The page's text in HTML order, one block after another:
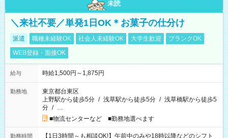
未読
＼来社不要／単発1日OK＊お菓子の仕分け
派遣 職種未経験OK 社会人未経験OK 大学生歓迎
ブランクOK
WEB登録・面接OK
給与 時給1,500円～1,875円
勤務地
東京都台東区
上野駅から徒歩5分 / 浅草駅から徒歩5分 / 浅草橋駅から徒歩5
分 / …
■物流センターなど ■勤務地選べます
勤務時間
【1日3時間～も相談OK!】午前中のみや18時以降などのシフト